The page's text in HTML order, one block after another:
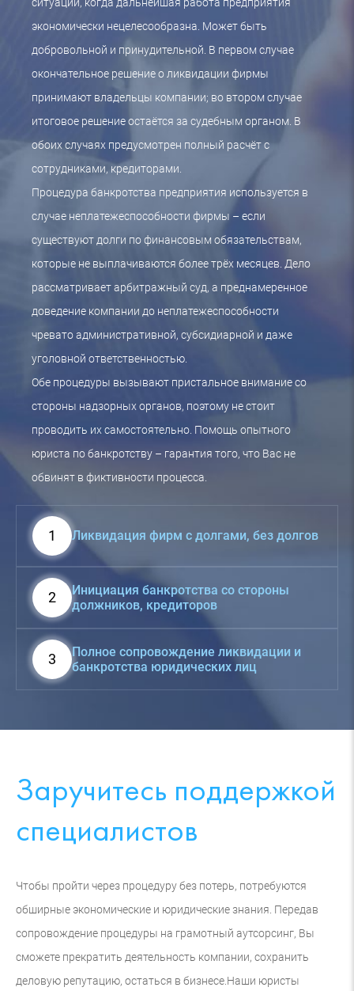
экономически нецелесообразна. Может быть
добровольной и принудительной. В первом случае
окончательное решение о ликвидации фирмы
принимают владельцы компании; во втором случае
итоговое решение остаётся за судебным органом. В
обоих случаях предусмотрен полный расчёт с
сотрудниками, кредиторами.
Процедура банкротства предприятия используется в
случае неплатежеспособности фирмы – если
существуют долги по финансовым обязательствам,
которые не выплачиваются более трёх месяцев. Дело
рассматривает арбитражный суд, а преднамеренное
доведение компании до неплатежеспособности
чревато административной, субсидиарной и даже
уголовной ответственностью.
Обе процедуры вызывают пристальное внимание со
стороны надзорных органов, поэтому не стоит
проводить их самостоятельно. Помощь опытного
юриста по банкротству – гарантия того, что Вас не
обвинят в фиктивности процесса.
1 Ликвидация фирм с долгами, без долгов
2
Инициация банкротства со стороны
должников, кредиторов
3
Полное сопровождение ликвидации и
банкротства юридических лиц
Заручитесь поддержкой
специалистов
Чтобы пройти через процедуру без потерь, потребуются
обширные экономические и юридические знания. Передав
сопровождение процедуры на грамотный аутсорсинг, Вы
сможете прекратить деятельность компании, сохранить
деловую репутацию, остаться в бизнесе. Наши юристы